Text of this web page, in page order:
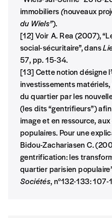
immobiliers(nouveaux
du Wiels”).
[12] Voir A. Rea (2007),
social-sécuritaire”, dans
57, pp. 15-34.
[13] Cette notion désigne
investissements
du quartier par les
(les dits “gentrifieurs”)
image et en ressource,
populaires. Pour une
Bidou-Zachariasen C.
gentrification: les
quartier parisien
Sociétés, n°132-133: 107-